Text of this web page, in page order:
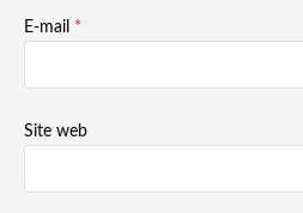
E-mail *
Site web